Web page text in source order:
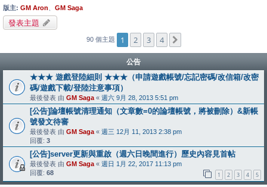
版主: GM Aron GM Saga
發表主題
90 個主題 1 2 3 4
公告
★★★ 遊戲登陸細則 ★★★（申請遊戲帳號/忘記密碼/改信箱/改密
碼/遊戲下載/登陸注意事項）
最後發表 由 GM Saga « 週六 9月 28, 2013 5:51 pm
[公告]論壇帳號清理通知（文章數=0的論壇帳號，將被刪除）&新帳
號發文待審
最後發表 由 GM Saga « 週三 12月 11, 2013 2:38 pm
回覆: 3
[公告]server更新與重啟（週六日晚間進行）歷史內容見首帖
最後發表 由 GM Saga « 週日 1月 22, 2017 11:13 pm
回覆: 68 1 2 3 4 5